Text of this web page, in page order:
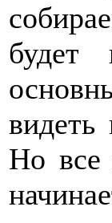
будет
Но все